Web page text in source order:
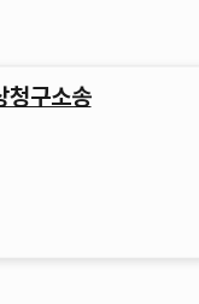
청구소송